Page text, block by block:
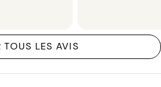
TOUS LES AVIS